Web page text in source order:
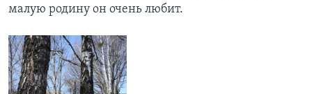
малую родину он очень любит.